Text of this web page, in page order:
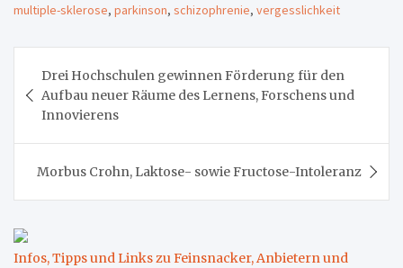
multiple-sklerose, parkinson, schizophrenie, vergesslichkeit
Drei Hochschulen gewinnen Förderung für den
Aufbau neuer Räume des Lernens, Forschens und
Innovierens
Morbus Crohn, Laktose- sowie Fructose-Intoleranz
Infos, Tipps und Links zu Feinsnacker, Anbietern und